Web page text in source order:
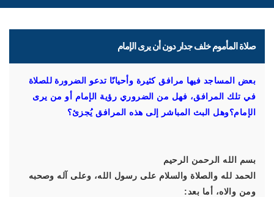
صلاة المأموم خلف جدار دون أن يرى الإمام
بعض المساجد فيها مرافق كثيرة وأحيانًا تدعو الضرورة للصلاة
في تلك المرافق، فهل من الضروري رؤية الإمام أو من يرى
الإمام؟وهل البث المباشر إلى هذه المرافق يُجزئ؟
بسم الله الرحمن الرحيم
الحمد لله والصلاة والسلام على رسول الله، وعلى آله وصحبه
ومن والاه، أما بعد: